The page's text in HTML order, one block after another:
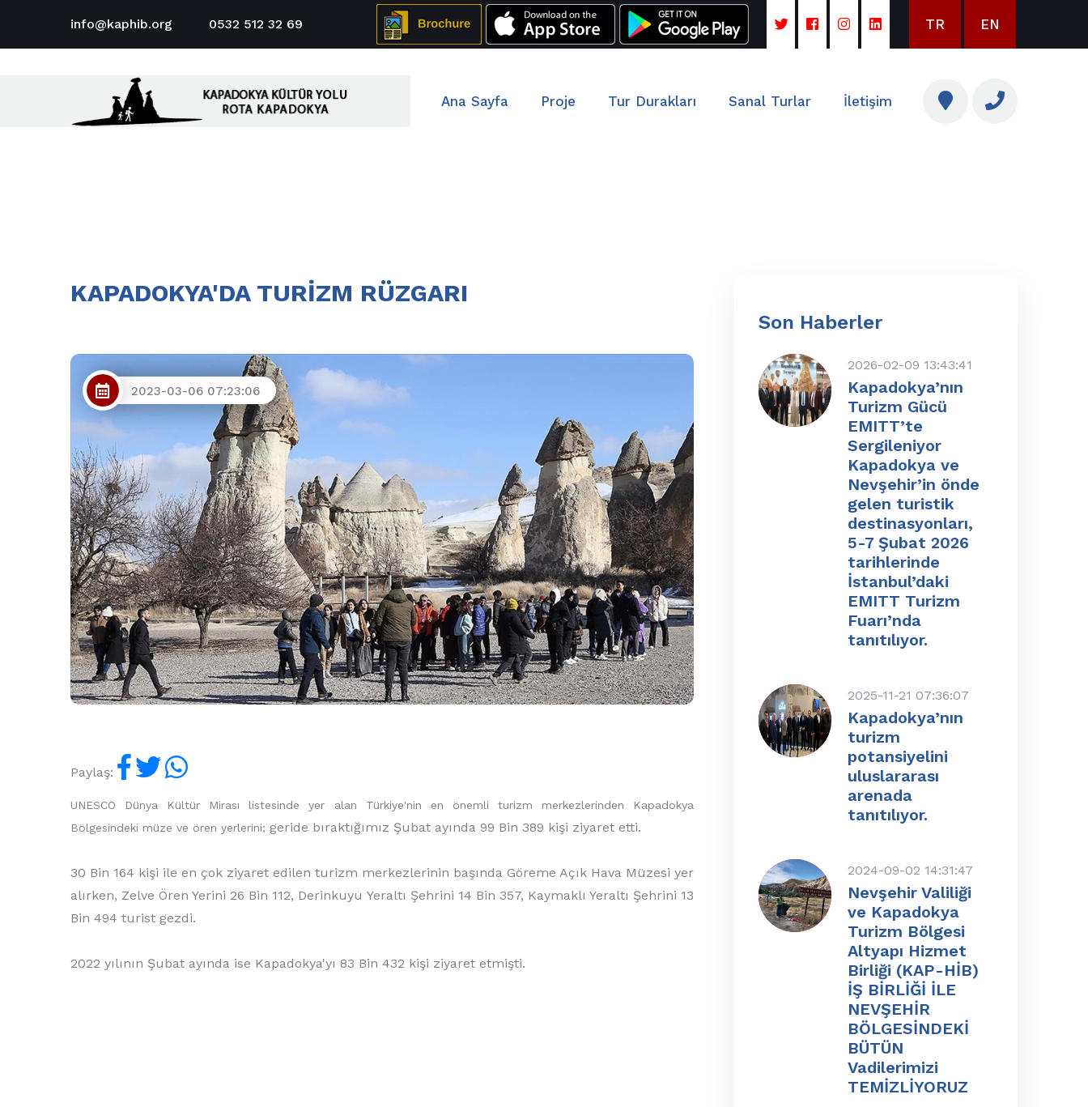
info@kaphib.org 0532 512 32 69 TR EN
Ana Sayfa Proje Tur Durakları Sanal Turlar İletişim
KAPADOKYA'DA TURİZM RÜZGARI
2023-03-06 07:23:06
Paylaş:
UNESCO Dünya Kültür Mirası listesinde yer alan Türkiye'nin en önemli turizm merkezlerinden Kapadokya
Bölgesindeki müze ve ören yerlerini; geride bıraktığımız Şubat ayında 99 Bin 389 kişi ziyaret etti.
30 Bin 164 kişi ile en çok ziyaret edilen turizm merkezlerinin başında Göreme Açık Hava Müzesi yer
alırken, Zelve Ören Yerini 26 Bin 112, Derinkuyu Yeraltı Şehrini 14 Bin 357, Kaymaklı Yeraltı Şehrini 13
Bin 494 turist gezdi.
2022 yılının Şubat ayında ise Kapadokya'yı 83 Bin 432 kişi ziyaret etmişti.
Son Haberler
2026-02-09 13:43:41
Kapadokya’nın
Turizm Gücü
EMITT’te
Sergileniyor
Kapadokya ve
Nevşehir’in önde
gelen turistik
destinasyonları,
5-7 Şubat 2026
tarihlerinde
İstanbul’daki
EMITT Turizm
Fuarı’nda
tanıtılıyor.
2025-11-21 07:36:07
Kapadokya’nın
turizm
potansiyelini
uluslararası
arenada
tanıtılıyor.
2024-09-02 14:31:47
Nevşehir Valiliği
ve Kapadokya
Turizm Bölgesi
Altyapı Hizmet
Birliği (KAP-HİB)
İŞ BİRLİĞİ İLE
NEVŞEHİR
BÖLGESİNDEKİ
BÜTÜN
Vadilerimizi
TEMİZLİYORUZ